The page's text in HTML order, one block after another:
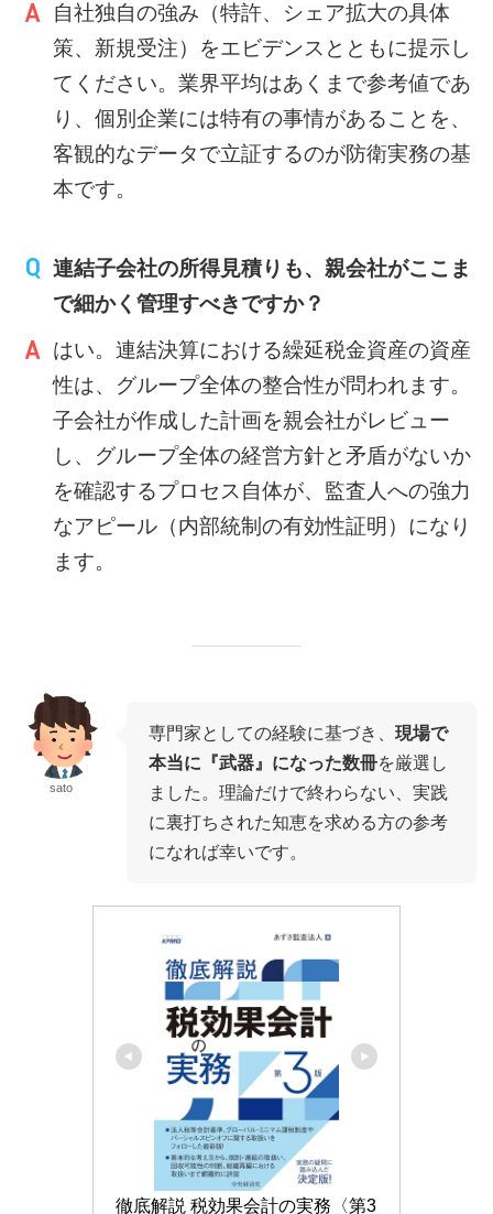
自社独自の強み（特許、シェア拡大の具体
策、新規受注）をエビデンスとともに提示し
てください。業界平均はあくまで参考値であ
り、個別企業には特有の事情があることを、
客観的なデータで立証するのが防衛実務の基
本です。
連結子会社の所得見積りも、親会社がここま
で細かく管理すべきですか？
はい。連結決算における繰延税金資産の資産
性は、グループ全体の整合性が問われます。
子会社が作成した計画を親会社がレビュー
し、グループ全体の経営方針と矛盾がないか
を確認するプロセス自体が、監査人への強力
なアピール（内部統制の有効性証明）になり
ます。
sato
専門家としての経験に基づき、 現場で
本当に『武器』になった数冊を厳選し
ました。理論だけで終わらない、実践
に裏打ちされた知恵を求める方の参考
になれば幸いです。
徹底解説 税効果会計の実務〈第3